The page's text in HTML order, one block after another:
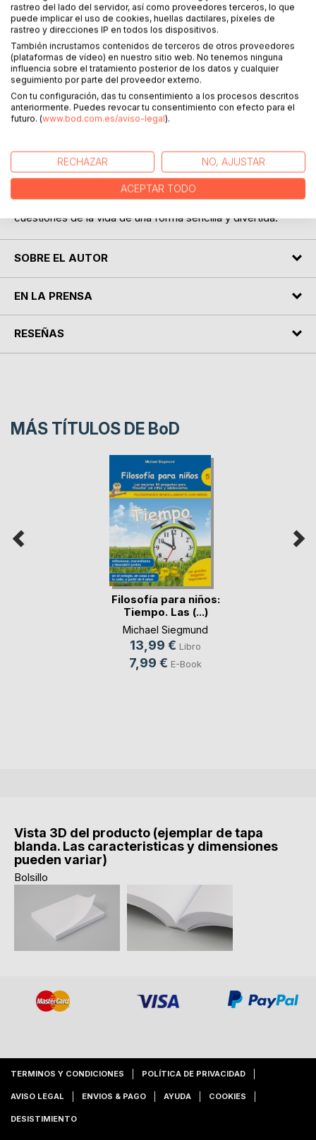
¿Qué es una «familia»? ¿Puedes regalar amor? ¿Un animal
puede ser un amigo verdadero?
En este libro encontrará las mejores 44 preguntas sobre
los grandes temas «Familia, amistad y amor». Combinadas
con imágenes inspiradoras, las preguntas son una
maravillosa invitación a la reflexión conjunta.
bueno para filosofar con niños. Filosofar juntos es divertido
y aporta nuevas ideas a niños y adolescentes. Con la
colección «Filosofando sencillamente con niños» podrán
reflexionar de manera conjunta sobre las grandes
cuestiones de la vida de una forma sencilla y divertida.
SOBRE EL AUTOR
EN LA PRENSA
RESEÑAS
MÁS TÍTULOS DE BoD
Filosofía para niños:
Tiempo. Las (...)
Michael Siegmund
13,99 € Libro
7,99 € E-Book
Vista 3D del producto (ejemplar de tapa
blanda. Las caracteristicas y dimensiones
pueden variar)
Bolsillo
TERMINOS Y CONDICIONES POLÍTICA DE PRIVACIDAD
AVISO LEGAL ENVIOS & PAGO AYUDA COOKIES
DESISTIMIENTO
rastreo del lado del servidor, así como proveedores terceros, lo que
puede implicar el uso de cookies, huellas dactilares, píxeles de
rastreo y direcciones IP en todos los dispositivos.
También incrustamos contenidos de terceros de otros proveedores
(plataformas de vídeo) en nuestro sitio web. No tenemos ninguna
influencia sobre el tratamiento posterior de los datos y cualquier
seguimiento por parte del proveedor externo.
Con tu configuración, das tu consentimiento a los procesos descritos
anteriormente. Puedes revocar tu consentimiento con efecto para el
futuro. (www.bod.com.es/aviso-legal).
RECHAZAR NO, AJUSTAR
ACEPTAR TODO